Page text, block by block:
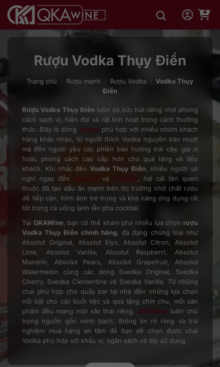
qua
Rượu Vodka Thụy Điển
Trang chủ / Rượu mạnh / Rượu Vodka / Vodka Thụy
Điển
Rượu Vodka Thụy Điển luôn có sức hút riêng nhờ phong
cách sạch vị, hiện đại và rất linh hoạt trong cách thưởng
thức. Đây là dòng Vodka phù hợp với nhiều nhóm khách
hàng khác nhau, từ người thích Vodka nguyên bản mượt
mà đến người yêu các phiên bản hương trái cây, gia vị
hoặc phong cách cao cấp hơn cho quà tặng và tiếp
khách. Khi nhắc đếnVodka Thụy Điển , nhiều người sẽ
nghĩ ngay đến
và
, hai cái tên quen
thuộc đã tạo dấu ấn mạnh trên thị trường nhờ chất rượu
dễ tiếp cận, hình ảnh trẻ trung và khả năng ứng dụng rất
tốt trong cả uống lạnh lẫn pha cocktail.
Tại QKAWine , bạn có thể khám phá nhiều lựa chọn rượu
Vodka Thụy Điển chính hãng, đa dạng chủng loại như
Absolut Original, Absolut Elyx, Absolut Citron, Absolut
Lime, Absolut Vanilia, Absolut Raspberri, Absolut
Mandrin, Absolut Pears, Absolut Grapefruit, Absolut
Watermelon cùng các dòng Svedka Original, Svedka
Cherry, Svedka Clementine và Svedka Vanilla. Từ những
chai phù hợp cho quầy bar tại nhà đến những lựa chọn
nổi bật cho các buổi tiệc và quà tặng chỉn chu, mỗi sản
phẩm đều mang một sắc thái riêng. QKAWine luôn chú
trọng nguồn gốc minh bạch, thông tin rõ ràng và trải
nghiệm mua hàng an tâm để bạn dễ chọn được chai
Vodka phù hợp với khẩu vị, ngân sách và dịp sử dụng.